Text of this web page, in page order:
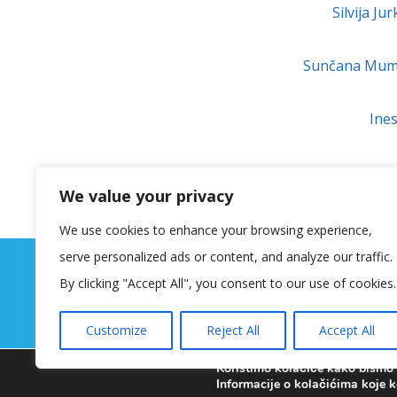
We value your privacy
We use cookies to enhance your browsing experience,
serve personalized ads or content, and analyze our traffic.
By clicking "Accept All", you consent to our use of cookies.
Customize Reject All Accept All
Silvija
Sunčana
Jasminka
Koristimo kolačiće kako
Informacije o kolačićima koje